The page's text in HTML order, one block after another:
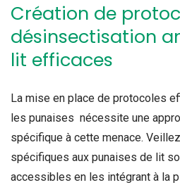
Création de
désinsectisation
lit efficaces
La mise en place de protocoles
les punaises nécessite une
spécifique à cette menace.
spécifiques aux punaises de lit
accessibles en les intégrant à la